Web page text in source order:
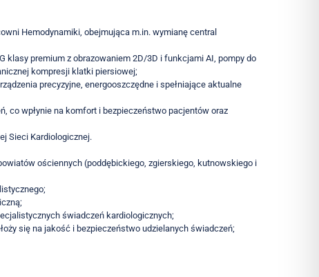
Hemodynamiki, obejmująca m.in. wymianę central
klasy premium z obrazowaniem 2D/3D i funkcjami AI, pompy do
kompresji klatki piersiowej;
precyzyjne, energooszczędne i spełniające aktualne
co wpłynie na komfort i bezpieczeństwo pacjentów oraz
Sieci Kardiologicznej.
ościennych (poddębickiego, zgierskiego, kutnowskiego i
świadczeń kardiologicznych;
się na jakość i bezpieczeństwo udzielanych świadczeń;